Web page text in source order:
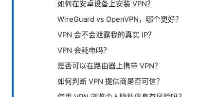
如何在安卓设备上安装 VPN？
WireGuard vs OpenVPN，哪个更好？
VPN 会不会泄露我的真实 IP？
VPN 会耗电吗？
是否可以在路由器上携带 VPN？
如何判断 VPN 提供商是否可信？